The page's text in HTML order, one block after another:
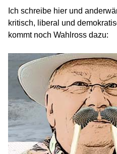
Ich schreibe hier und
kritisch, liberal und
kommt noch Wahlross dazu: